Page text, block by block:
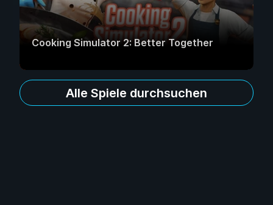
Cooking Simulator 2: Better Together
Alle Spiele durchsuchen